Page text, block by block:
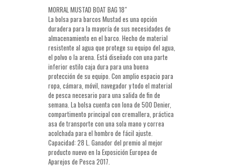
$250,000.00.
MORRAL MUSTAD BOAT BAG 18″
La bolsa para barcos Mustad es una opción
duradera para la mayoría de sus necesidades de
almacenamiento en el barco. Hecho de material
resistente al agua que protege su equipo del agua,
el polvo o la arena. Está diseñado con una parte
inferior estilo caja dura para una buena
protección de su equipo. Con amplio espacio para
ropa, cámara, móvil, navegador y todo el material
de pesca necesario para una salida de fin de
semana. La bolsa cuenta con lona de 500 Denier,
compartimento principal con cremallera, práctica
asa de transporte con una sola mano y correa
acolchada para el hombro de fácil ajuste.
Capacidad: 28 L. Ganador del premio al mejor
producto nuevo en la Exposición Europea de
Aparejos de Pesca 2017.